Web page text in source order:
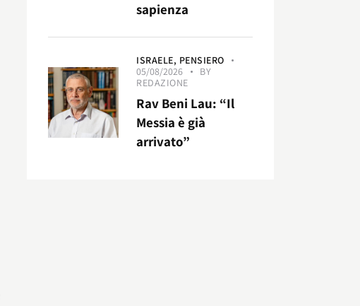
sapienza
ISRAELE, PENSIERO
05/08/2026
BY
REDAZIONE
Rav Beni Lau: “Il
Messia è già
arrivato”